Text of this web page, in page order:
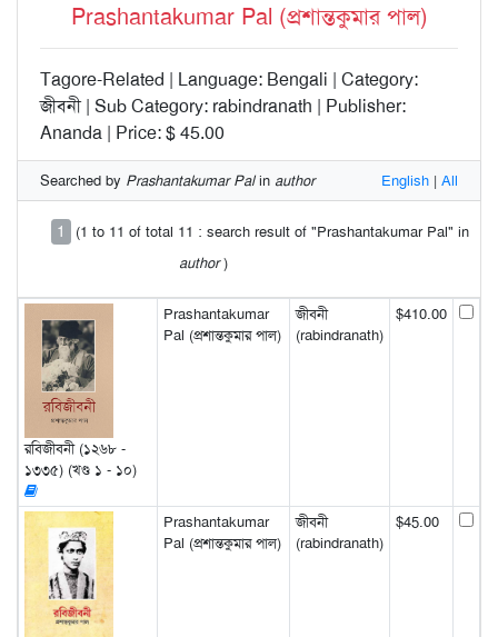
Prashantakumar Pal (প্রশান্তকুমার পাল)
Tagore-Related | Language: Bengali | Category:
জীবনী | Sub Category: rabindranath | Publisher:
Ananda | Price: $ 45.00
Searched by Prashantakumar Palin author English | All
1
(1 to 11 of total 11 : search result of "Prashantakumar Pal" in
author)
রবিজীবনী (১২৬৮ -
১৩৩৫) (খণ্ড ১ - ১০)
Prashantakumar
Pal (প্রশান্তকুমার পাল)
জীবনী
(rabindranath)
$410.00
Prashantakumar
Pal (প্রশান্তকুমার পাল)
জীবনী
(rabindranath)
$45.00